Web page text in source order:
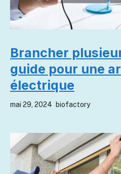
Brancher
guide pour une
électrique
mai 29, 2024 biofactory